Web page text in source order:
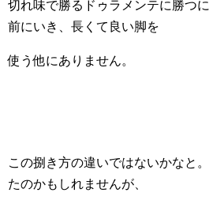
切れ味で勝るドゥラメンテに勝つ
前にいき、長くて良い脚を
使う他にありません。
この捌き方の違いではないかなと。
たのかもしれませんが、